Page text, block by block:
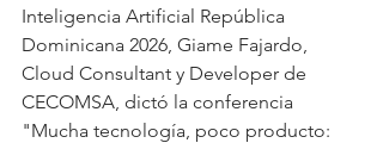
Inteligencia Artificial República
Dominicana 2026, Giame Fajardo,
Cloud Consultant y Developer de
CECOMSA, dictó la conferencia
"Mucha tecnología, poco producto: